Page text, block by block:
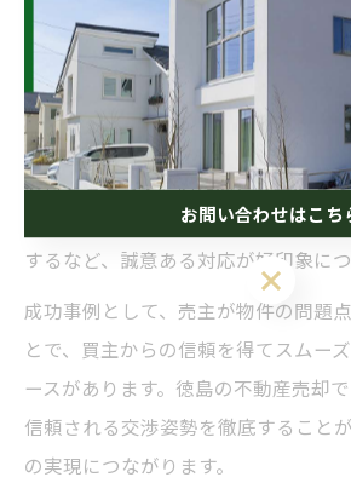
信頼を損ね、結果的に売却条件を悪
ります。
逆に、信頼される交渉姿勢とは「誠
「冷静な対応」、そして「相手の立
を持つことです。例えば、買主から
確に答える、値下げ交渉時も一度持
するなど、誠意ある対応が好印象につ
成功事例として、売主が物件の問題
とで、買主からの信頼を得てスムー
ースがあります。徳島の不動産売却
信頼される交渉姿勢を徹底すること
の実現につながります。
お問い合わせはこち